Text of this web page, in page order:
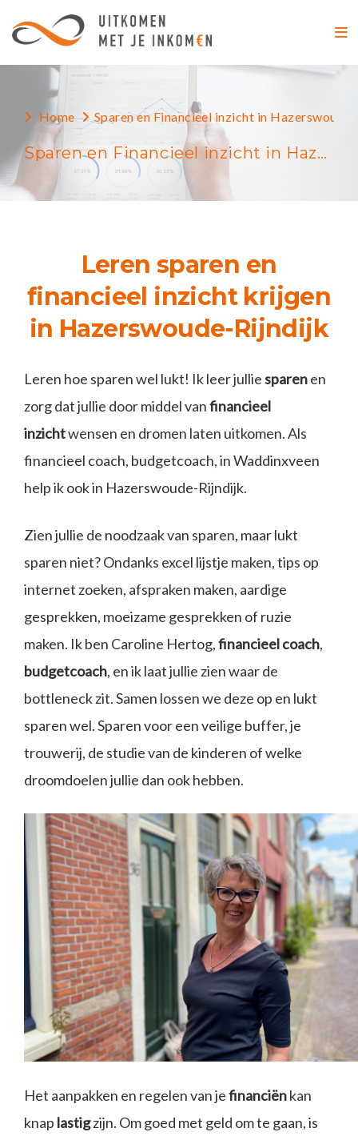
Home Sparen en Financieel inzicht in
Sparen en Financieel inzicht in Hazerswoude-Rijndijk
Leren sparen en
financieel inzicht krijgen
in Hazerswoude-Rijndijk
Leren hoe sparen wel lukt! Ik leer julliesparenen
zorg dat jullie door middel vanfinancieel
inzichtwensen en dromen laten uitkomen. Als
financieel coach, budgetcoach, in Waddinxveen
help ik ook in Hazerswoude-Rijndijk.
Zien jullie de noodzaak van sparen, maar lukt
sparen niet? Ondanks excel lijstje maken, tips op
internet zoeken, afspraken maken, aardige
gesprekken, moeizame gesprekken of ruzie
maken. Ik ben Caroline Hertog,financieel coach,
budgetcoach, en ik laat jullie zien waar de
bottleneck zit. Samen lossen we deze op en lukt
sparen wel. Sparen voor een veilige buffer, je
trouwerij, de studie van de kinderen of welke
droomdoelen jullie dan ook hebben.
Het aanpakken en regelen van jefinanciënkan
knap lastigzijn. Om goed met geld om te gaan, is